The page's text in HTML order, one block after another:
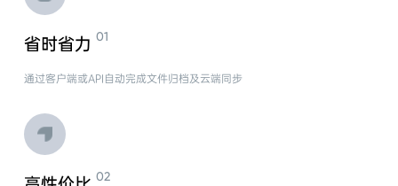
省时省力
通过客户端或API自动完成文件归档及云端同步